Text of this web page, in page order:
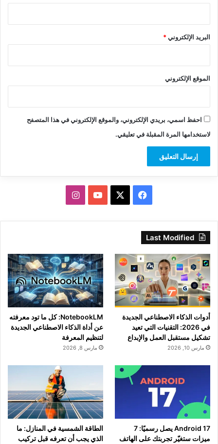
البريد الإلكتروني*
الموقع الإلكتروني
احفظ اسمي، بريدي الإلكتروني، والموقع الإلكتروني في هذا المتصفح
لاستخدامها المرة المقبلة في تعليقي.
فيسبوك ‫YouTubeانستقرام
Last Modified
أدوات الذكاء الاصطناعي الجديدة
في 2026: التقنيات التي تعيد
تشكيل مستقبل العمل والإبداع
مارس 10, 2026
NotebookLM: كل ما تود معرفته
عن أداة الذكاء الاصطناعي الجديدة
لتنظيم المعرفة
مارس 8, 2026
Android 17 يصل رسميًا: 7
ميزات ستغيّر تجربتك على الهاتف
الطاقة الشمسية في المنازل: ما
الذي يجب أن تعرفه قبل تركيب